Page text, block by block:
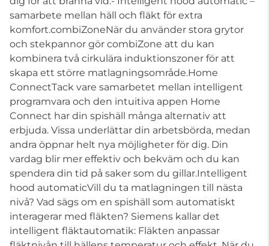
samarbete mellan häll och fläkt för extra
komfort.combiZoneNär du använder stora grytor
och stekpannor gör combiZone att du kan
kombinera två cirkulära induktionszoner för att
skapa ett större matlagningsområde.Home
ConnectTack vare samarbetet mellan intelligent
programvara och den intuitiva appen Home
Connect har din spishäll många alternativ att
erbjuda. Vissa underlättar din arbetsbörda, medan
andra öppnar helt nya möjligheter för dig. Din
vardag blir mer effektiv och bekväm och du kan
spendera din tid på saker som du gillar.Intelligent
hood automaticVill du ta matlagningen till nästa
nivå? Vad sägs om en spishäll som automatiskt
interagerar med fläkten? Siemens kallar det
intelligent fläktautomatik: Fläkten anpassar